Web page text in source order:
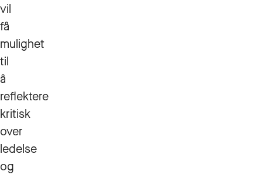
vil
få
mulighet
til
å
reflektere
kritisk
over
ledelse
og